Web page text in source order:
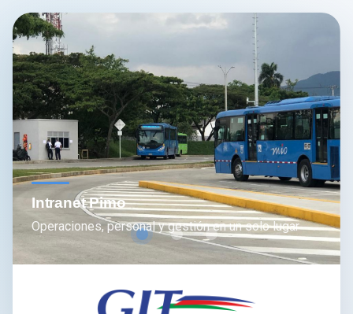
Intranet Pimo
Operaciones, personal y gestión en un solo lugar